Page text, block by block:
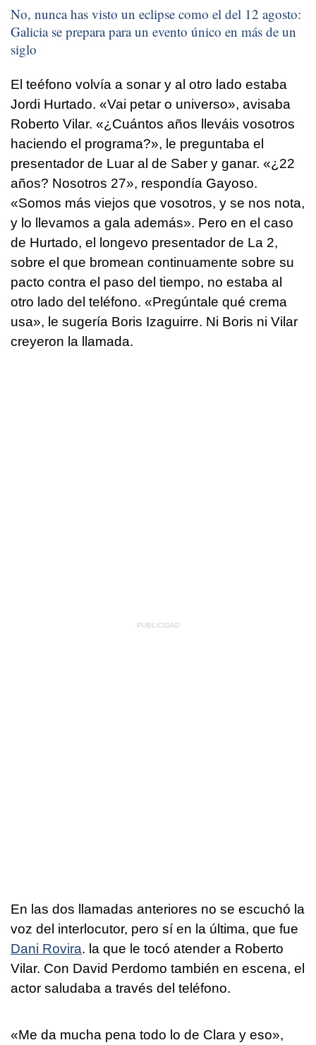
No, nunca has visto un eclipse como el del 12 agosto:
Galicia se prepara para un evento único en más de un
siglo
El teéfono volvía a sonar y al otro lado estaba
Jordi Hurtado. «Vai petar o universo», avisaba
Roberto Vilar. «¿Cuántos años lleváis vosotros
haciendo el programa?», le preguntaba el
presentador de Luar al de Saber y ganar. «¿22
años? Nosotros 27», respondía Gayoso.
«Somos más viejos que vosotros, y se nos nota,
y lo llevamos a gala además». Pero en el caso
de Hurtado, el longevo presentador de La 2,
sobre el que bromean continuamente sobre su
pacto contra el paso del tiempo, no estaba al
otro lado del teléfono. «Pregúntale qué crema
usa», le sugería Boris Izaguirre. Ni Boris ni Vilar
creyeron la llamada.
En las dos llamadas anteriores no se escuchó la
voz del interlocutor, pero sí en la última, que fue
Dani Rovira. la que le tocó atender a Roberto
Vilar. Con David Perdomo también en escena, el
actor saludaba a través del teléfono.
«Me da mucha pena todo lo de Clara y eso»,